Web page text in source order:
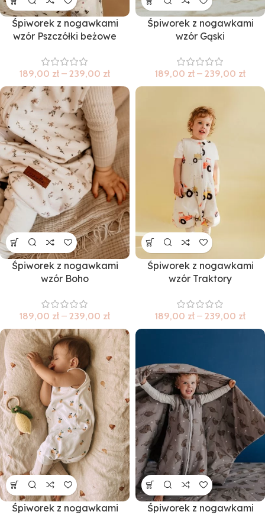
Śpiworek z nogawkami
wzór Pszczółki beżowe
189,00 zł – 239,00 zł
Śpiworek z nogawkami
wzór Gąski
189,00 zł – 239,00 zł
Śpiworek z nogawkami
wzór Boho
189,00 zł – 239,00 zł
Śpiworek z nogawkami
wzór Traktory
189,00 zł – 239,00 zł
Śpiworek z nogawkami
Śpiworek z nogawkami